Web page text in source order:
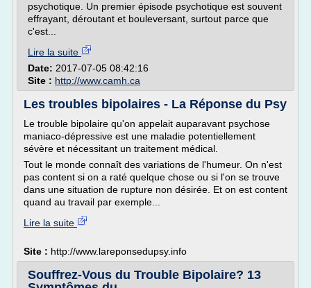
psychotique. Un premier épisode psychotique est souvent
effrayant, déroutant et bouleversant, surtout parce que
c'est...
Lire la suite
Date: 2017-07-05 08:42:16
Site : http://www.camh.ca
Les troubles bipolaires - La Réponse du Psy
Le trouble bipolaire qu'on appelait auparavant psychose
maniaco-dépressive est une maladie potentiellement
sévère et nécessitant un traitement médical.
Tout le monde connaît des variations de l'humeur. On n'est
pas content si on a raté quelque chose ou si l'on se trouve
dans une situation de rupture non désirée. Et on est content
quand au travail par exemple...
Lire la suite
Site : http://www.lareponsedupsy.info
Souffrez-Vous du Trouble Bipolaire? 13